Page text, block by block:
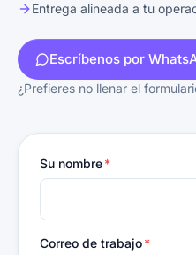
Entrega alineada a tu
Escríbenos por
¿Prefieres no llenar el
Su nombre*
Correo de trabajo*